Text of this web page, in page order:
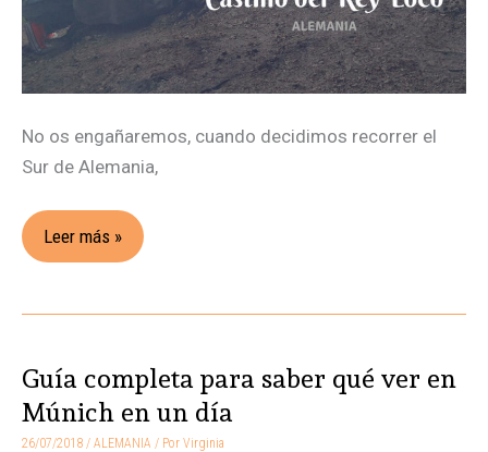
No os engañaremos, cuando decidimos recorrer el
Sur de Alemania,
Leer más »
Guía completa para saber qué ver en
Múnich en un día
26/07/2018 / ALEMANIA / Por Virginia
Guía
completa
para